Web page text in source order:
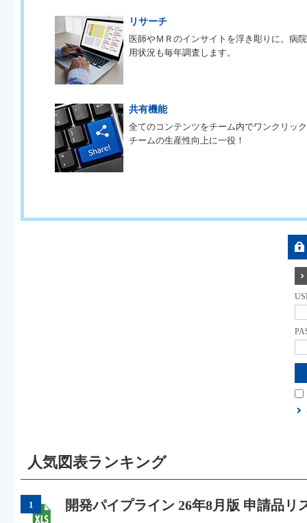
リサーチ
医師やＭＲのインサイトを浮き彫りに。病
用状況も毎年調査します。
共有機能
全てのコンテンツをチーム内でワンクリッ
チームの生産性向上に一役！
人気図表ランキング
1 開発パイプライン 26年8月版 申請品リ